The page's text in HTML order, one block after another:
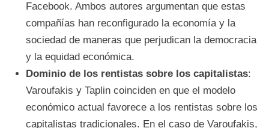
Facebook. Ambos autores argumentan que estas
compañías han reconfigurado la economía y la
sociedad de maneras que perjudican la democracia
y la equidad económica.
Dominio de los rentistas sobre los capitalistas:
Varoufakis y Taplin coinciden en que el modelo
económico actual favorece a los rentistas sobre los
capitalistas tradicionales. En el caso de Varoufakis,